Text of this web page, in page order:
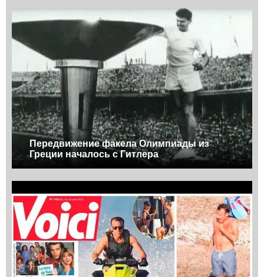
Передвижение факела Олимпиады из
Греции началось с Гитлера